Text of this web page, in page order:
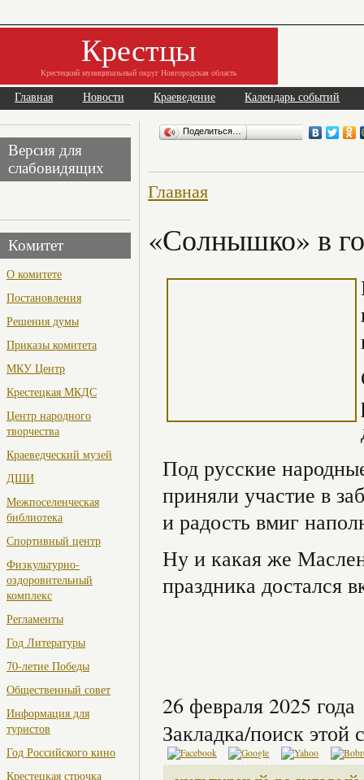
Крестцы
Крестецкий муниципальный округ Новгородская область
Главная Новости Краеведение Календарь событий
Версия для
слабовидящих
Комитет
О комитете
Постановления
Решения думы
Приказы комитета
МКУ Центр
Крестецкая МКДС
Центр народного
творчества
Краеведческий музей
ДШИ
Межпоселенческая
библиотека
Спортивный центр
Физкультурно-
оздоровительный
комплекс
Регламенты
Год Литературы
70-летие Победы
Общественный совет
Информация для
туристов
Год Российского кино
Крестецкая строчка
Поделиться…
Главная
«Солнышко» в
Под русские
приняли участие в
и радость вмиг
Ну и какая же
праздника достался
26 февраля 2025 года
Закладка/поиск этой